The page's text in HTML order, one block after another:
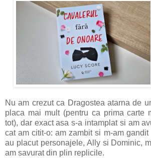
Nu am crezut ca Dragostea atarna de
placa mai mult (pentru ca prima carte
tot), dar exact asa s-a intamplat si am
cat am citit-o: am zambit si m-am
au placut personajele, Ally si Dominic,
am savurat din plin replicile.